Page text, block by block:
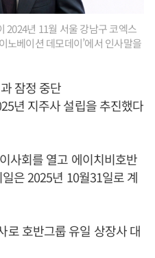
2024년 11월 서울 강남구 코엑스
노베이션 데모데이’에서 인사말을
잠정 중단
년 지주사 설립을 추진했다
사회를 열고 에이치비호반
은 2025년 10월31일로 계
로 호반그룹 유일 상장사 대